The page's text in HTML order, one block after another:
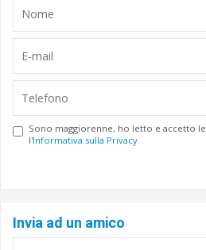
Sono maggiorenne, ho letto e accetto le
l'Informativa sulla Privacy
Invia ad un amico